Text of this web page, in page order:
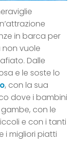
in barca per
non vuole
Dalle
e le soste lo
, con la sua
dove i bambini
con le
e con i tanti
i migliori piatti